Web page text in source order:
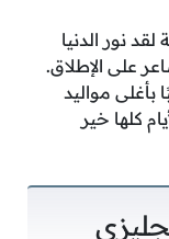
نور الدنيا
على الإطلاق.
بأغلى مواليد
كلها خير